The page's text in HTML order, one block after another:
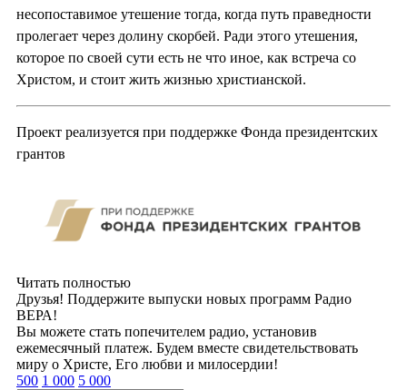
несопоставимое утешение тогда, когда путь праведности
пролегает через долину скорбей. Ради этого утешения,
которое по своей сути есть не что иное, как встреча со
Христом, и стоит жить жизнью христианской.
Проект реализуется при поддержке Фонда президентских
грантов
Читать полностью
Друзья! Поддержите выпуски новых программ Радио
ВЕРА!
Вы можете стать попечителем радио, установив
ежемесячный платеж. Будем вместе свидетельствовать
миру о Христе, Его любви и милосердии!
500 1 000 5 000